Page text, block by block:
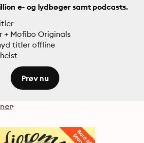
e- og lydbøger samt podcasts.
+ Mofibo Originals
titler offline
Prøv nu